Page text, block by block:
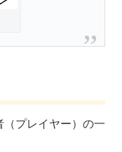
（プレイヤー）の一